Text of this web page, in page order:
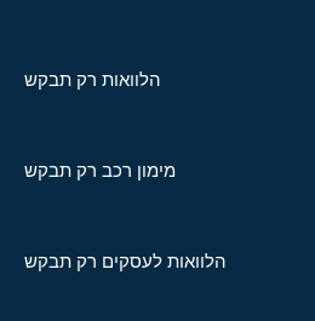
הלוואות רק תבקש
מימון רכב רק תבקש
הלוואות לעסקים רק תבקש